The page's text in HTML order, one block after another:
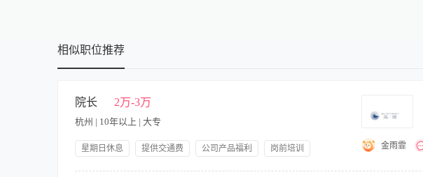
相似职位推荐
院长 2万-3万
杭州 | 10年以上 | 大专
星期日休息 提供交通费 公司产品福利
岗前培训
金雨霏